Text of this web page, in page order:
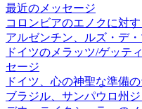
最近のメッセージ
コロンビアのエノクに対
アルゼンチン、ルズ・デ
ドイツのメラッツ/ゲッテ
セージ
ドイツ、心の神聖な準備
ブラジル、サンパウロ州